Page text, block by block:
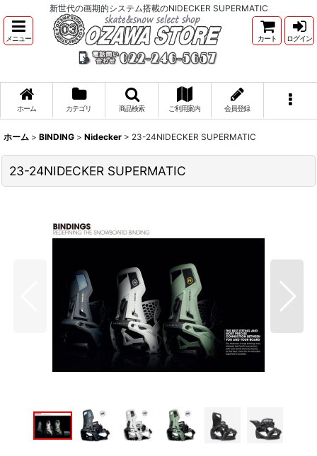
新世代の画期的システム搭載のNIDECKER SUPERMATIC
メニュー カート ログイン
ホーム カテゴリ 商品検索 ご利用案内 会員登録
ホーム > BINDING > Nidecker > 23-24NIDECKER SUPERMATIC
23-24NIDECKER SUPERMATIC